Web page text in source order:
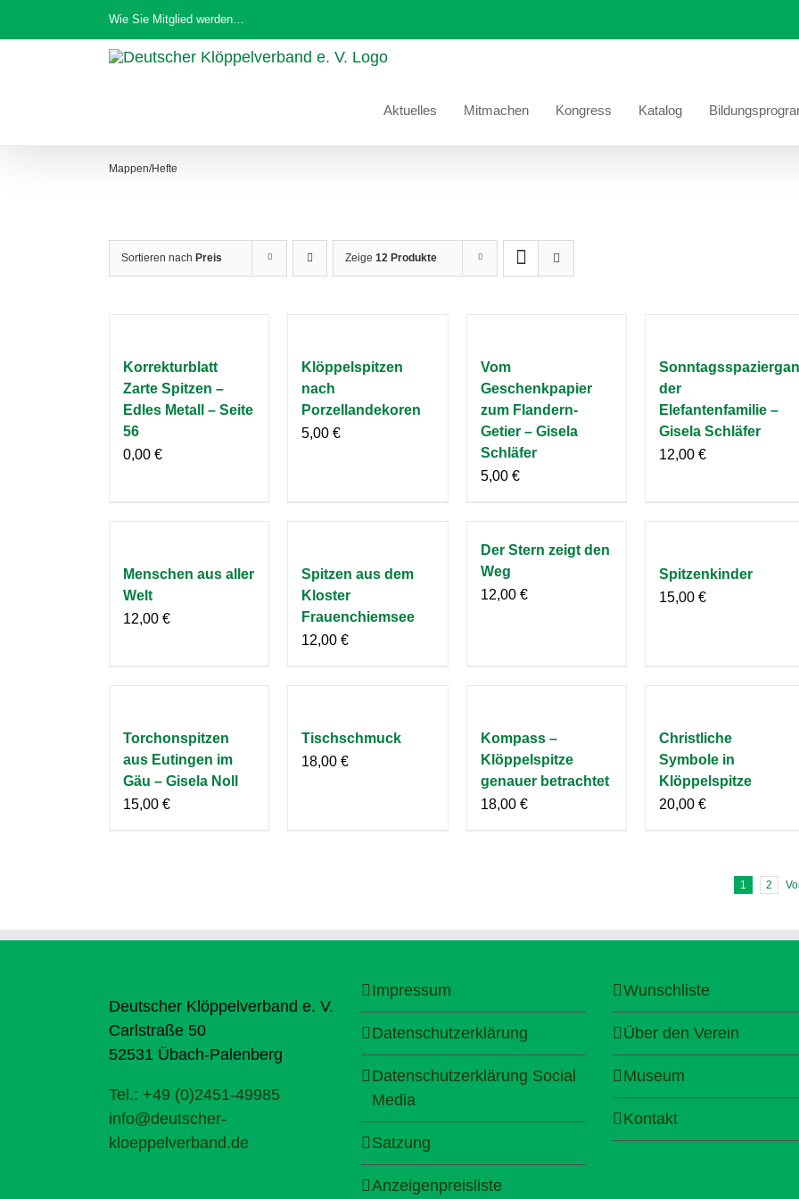
Inhalt
Wie Sie Mitglied werden…
Aktuelles Mitmachen Kongress Katalog
Mappen/Hefte
Sortieren nach Preis Zeige 12 Produkte
Korrekturblatt
Zarte Spitzen –
Edles Metall – Seite
56
0,00 €
Klöppelspitzen
nach
Porzellandekoren
5,00€
Vom
Geschenkpapier
zum Flandern-
Getier – Gisela
Schläfer
5,00 €
der
Elefantenfamilie –
Gisela Schläfer
12,00 €
Menschen aus aller
Welt
12,00 €
Spitzen aus dem
Kloster
Frauenchiemsee
12,00€
Der Stern zeigt den
Weg
12,00 €
Spitzenkinder
15,00 €
Torchonspitzen
aus Eutingen im
Gäu – Gisela Noll
15,00 €
Tischschmuck
18,00€
Kompass –
Klöppelspitze
genauer betrachtet
18,00 €
Christliche
Symbole in
Klöppelspitze
20,00 €
1 2
Deutscher Klöppelverband e. V.
Carlstraße 50
52531 Übach-Palenberg
Tel.: +49 (0)2451-49985
info@deutscher-
kloeppelverband.de
Impressum
Datenschutzerklärung
Datenschutzerklärung Social
Media
Satzung
Anzeigenpreisliste
Wunschliste
Über den Verein
Museum
Kontakt